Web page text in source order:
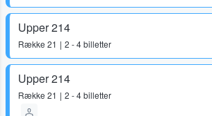
Upper 214
Række 21 2 - 4 billetter
Upper 214
Række 21 2 - 4 billetter